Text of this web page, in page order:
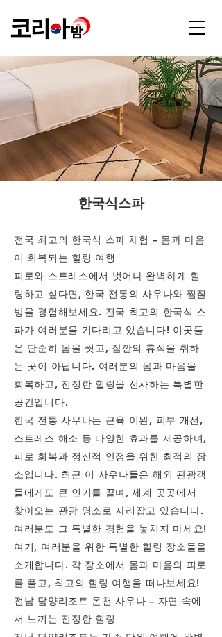
한국식스파
전국 최고의 한국식 스파 체험 – 몸과 마음
이 회복되는 힐링 여행
피로와 스트레스에서 벗어나 완벽하게 힐
링하고 싶다면, 한국 전통의 사우나와 찜질
방을 경험해보세요. 전국 최고의 한국식 스
파가 여러분을 기다리고 있습니다! 이곳들
은 단순히 몸을 씻고, 잠깐의 휴식을 취하
는 곳이 아닙니다. 여러분의 몸과 마음을
회복하고, 진정한 힐링을 선사하는 특별한
공간입니다.
한국 전통 사우나는 근육 이완, 피부 개선,
스트레스 해소 등 다양한 효과를 제공하며,
피로 회복과 정신적 안정을 위한 최적의 장
소입니다. 최근 이 사우나들은 해외 관광객
들에게도 큰 인기를 끌며, 세계 곳곳에서
찾아오는 관광 명소로 자리잡고 있습니다.
여러분도 그 특별한 경험을 놓치지 마세요!
여기, 여러분을 위한 특별한 힐링 장소들을
소개합니다. 각 장소에서 몸과 마음의 피로
를 풀고, 최고의 힐링 여행을 떠나보세요!
전남 담양리조트 온천 사우나 – 자연 속에
서 느끼는 진정한 힐링